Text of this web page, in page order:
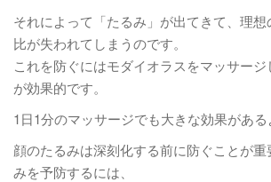
それによって「たるみ」が出てきて、理想
比が失われてしまうのです。
これを防ぐにはモダイオラスをマッサージ
が効果的です。
1日1分のマッサージでも大きな効果がある
顔のたるみは深刻化する前に防ぐことが
みを予防するには、